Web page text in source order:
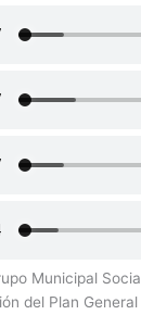
Municipal
del Plan